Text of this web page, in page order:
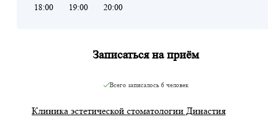
18:00 19:00 20:00
Записаться на приём
Всего записалось 6 человек
Клиника эстетической стоматологии Династия